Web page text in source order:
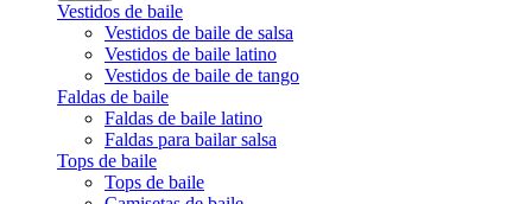
Vestidos de baile
Vestidos de baile de salsa
Vestidos de baile latino
Vestidos de baile de tango
Faldas de baile
Faldas de baile latino
Faldas para bailar salsa
Tops de baile
Tops de baile